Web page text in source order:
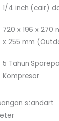
1/4 inch (cair)
720 x 196 x 270
x 255 mm
5 Tahun
Kompresor
standart